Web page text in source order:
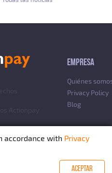
EMPRESA
Quiénes
Privacy Policy
Blog
Actionpay
accordance with Privacy
ACEPTAR